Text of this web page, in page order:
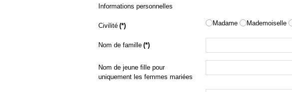
Informations personnelles
Civilité (*) Madame Mademoiselle
Nom de famille (*)
Nom de jeune fille pour
uniquement les femmes mariées